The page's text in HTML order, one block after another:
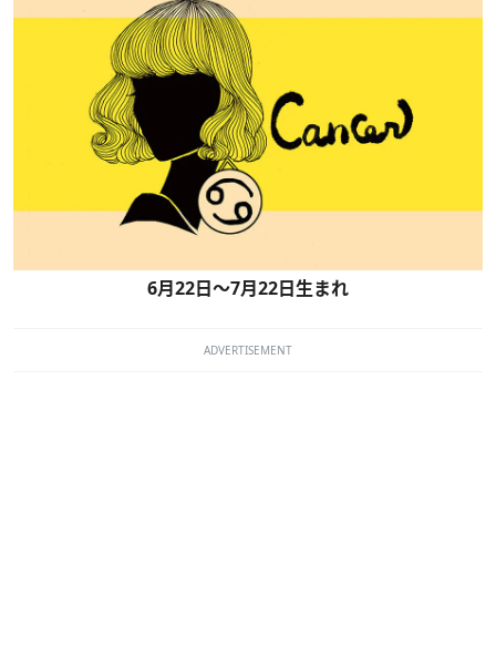
6月22日～7月22日生まれ
ADVERTISEMENT